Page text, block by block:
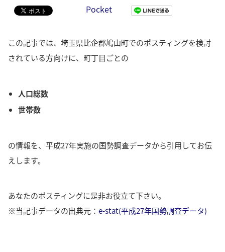
Pocket
この記事では、埼玉県比企郡鳩山町でのポスティングを検討
されている方向けに、町丁目ごとの
人口総数
世帯数
の情報を、平成27年実施の国勢調査データから引用してお伝
えします。
あなたのポスティングに是非お役立て下さい。
※当記事データの出典元： e-stat(平成27年国勢調査データ)